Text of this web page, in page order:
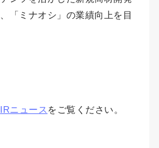
「ミナオシ」の業績向上を目
IRニュース をご覧ください。